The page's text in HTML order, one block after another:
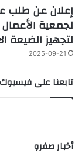
لجمعية
لتجهيز الضيعة
2025-09-21
تابعنا على فيسبوك
أخبار صفرو